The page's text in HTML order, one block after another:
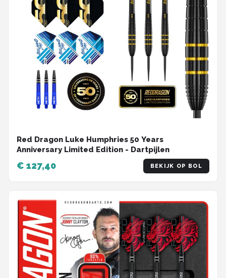
Red Dragon Luke Humphries 50 Years
Anniversary Limited Edition - Dartpijlen
€ 127,40 BEKIJK OP BOL